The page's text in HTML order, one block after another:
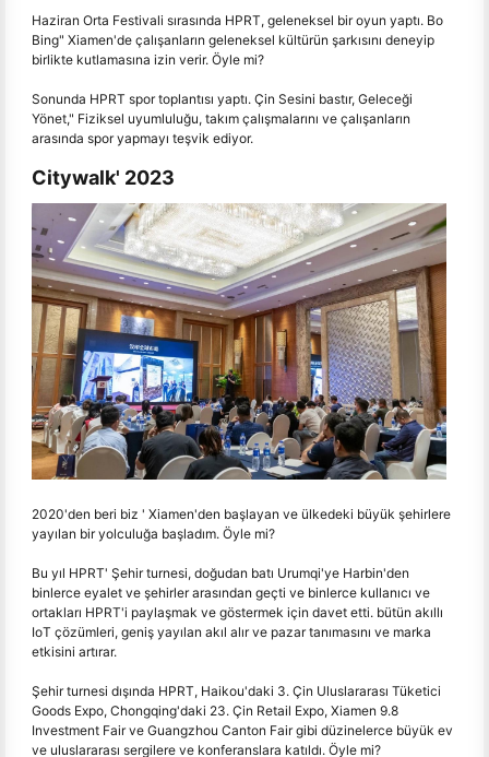
Haziran Orta Festivali sırasında HPRT, geleneksel bir oyun yaptı. Bo
Bing" Xiamen'de çalışanların geleneksel kültürün şarkısını deneyip
birlikte kutlamasına izin verir. Öyle mi?
Sonunda HPRT spor toplantısı yaptı. Çin Sesini bastır, Geleceği
Yönet," Fiziksel uyumluluğu, takım çalışmalarını ve çalışanların
arasında spor yapmayı teşvik ediyor.
Citywalk' 2023
2020'den beri biz ' Xiamen'den başlayan ve ülkedeki büyük şehirlere
yayılan bir yolculuğa başladım. Öyle mi?
Bu yıl HPRT' Şehir turnesi, doğudan batı Urumqi'ye Harbin'den
binlerce eyalet ve şehirler arasından geçti ve binlerce kullanıcı ve
ortakları HPRT'i paylaşmak ve göstermek için davet etti. bütün akıllı
IoT çözümleri, geniş yayılan akıl alır ve pazar tanımasını ve marka
etkisini artırar.
Şehir turnesi dışında HPRT, Haikou'daki 3. Çin Uluslararası Tüketici
Goods Expo, Chongqing'daki 23. Çin Retail Expo, Xiamen 9.8
Investment Fair ve Guangzhou Canton Fair gibi düzinelerce büyük ev
ve uluslararası sergilere ve konferanslara katıldı. Öyle mi?